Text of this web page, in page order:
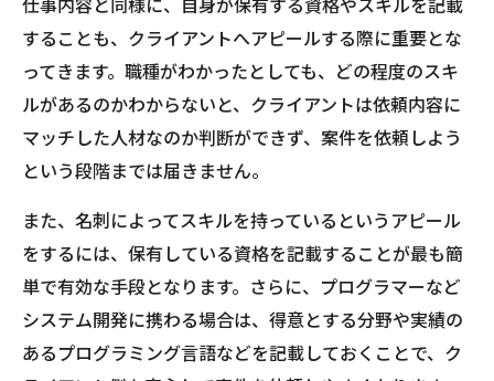
することも、クライアントへアピールする際に重要とな
ってきます。職種がわかったとしても、どの程度のスキ
ルがあるのかわからないと、クライアントは依頼内容に
マッチした人材なのか判断ができず、案件を依頼しよう
という段階までは届きません。
また、名刺によってスキルを持っているというアピール
をするには、保有している資格を記載することが最も簡
単で有効な手段となります。さらに、プログラマーなど
システム開発に携わる場合は、得意とする分野や実績の
あるプログラミング言語などを記載しておくことで、ク